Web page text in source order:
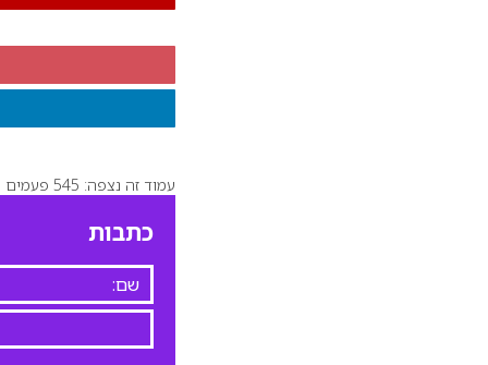
עמוד זה נצפה: 545 פעמים
כתבות